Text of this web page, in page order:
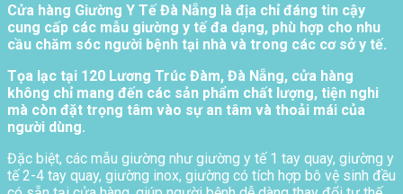
Cửa hàng Giường Y Tế Đà Nẵng là địa chỉ đáng tin cậy
cung cấp các mẫu giường y tế đa dạng, phù hợp cho nhu
cầu chăm sóc người bệnh tại nhà và trong các cơ sở y tế.
Tọa lạc tại 120 Lương Trúc Đàm, Đà Nẵng, cửa hàng
không chỉ mang đến các sản phẩm chất lượng, tiện nghi
mà còn đặt trọng tâm vào sự an tâm và thoải mái của
người dùng.
Đặc biệt, các mẫu giường như giường y tế 1 tay quay, giường y
tế 2-4 tay quay, giường inox, giường có tích hợp bô vệ sinh đều